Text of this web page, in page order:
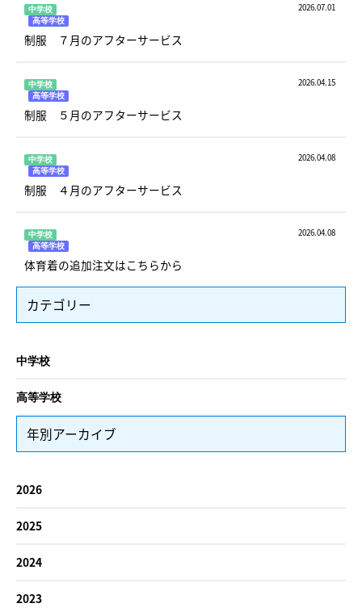
中学校
高等学校
2026.07.01
制服 ７月のアフターサービス
中学校
高等学校
2026.04.15
制服 ５月のアフターサービス
中学校
高等学校
2026.04.08
制服 ４月のアフターサービス
中学校
高等学校
2026.04.08
体育着の追加注文はこちらから
カテゴリー
中学校
高等学校
年別アーカイブ
2026
2025
2024
2023